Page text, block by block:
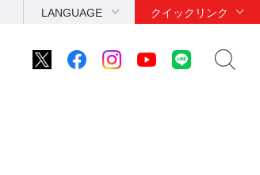
LANGUAGE クイックリンク